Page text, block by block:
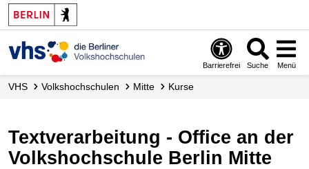
Barrierefrei Suche Menü
VHS Volks­hochschulen Mitte Kurse
Textverarbeitung - Office an der
Volkshochschule Berlin Mitte